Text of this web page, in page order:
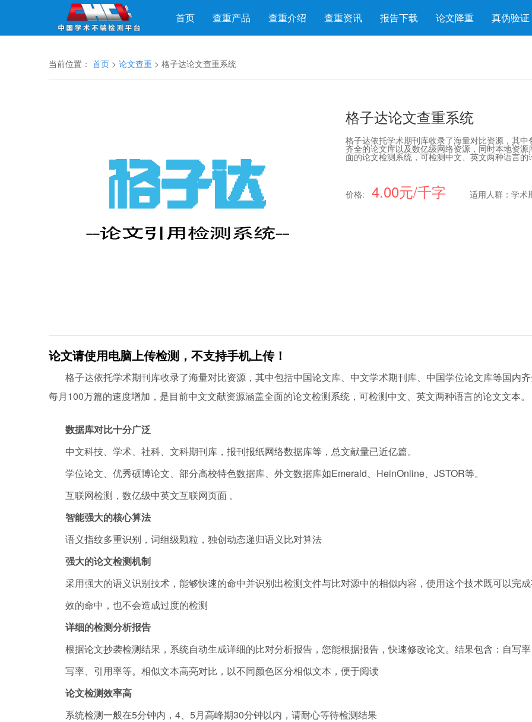
首页 查重产品 查重介绍 查重资讯 报告下载 论文降重 真伪验证
当前位置： 首页 > 论文查重 > 格子达论文查重系统
格子达论文查重系统
格子达依托学术期刊库收录了海量对比资源，其
齐全的论文库以及数亿级网络资源，同时本地资
面的论文检测系统，可检测中文、英文两种语言的
价格: 4.00元/千字 适用人群：学
论文请使用电脑上传检测，不支持手机上传！
格子达依托学术期刊库收录了海量对比资源，其中包括中国论文库、中文学术期刊库、中国学位论文库等国内
每月100万篇的速度增加，是目前中文文献资源涵盖全面的论文检测系统，可检测中文、英文两种语言的论文文本。
数据库对比十分广泛
中文科技、学术、社科、文科期刊库，报刊报纸网络数据库等，总文献量已近亿篇。
学位论文、优秀硕博论文、部分高校特色数据库、外文数据库如Emerald、HeinOnline、JSTOR等。
互联网检测，数亿级中英文互联网页面 。
智能强大的核心算法
语义指纹多重识别，词组级颗粒，独创动态递归语义比对算法
强大的论文检测机制
采用强大的语义识别技术，能够快速的命中并识别出检测文件与比对源中的相似内容，使用这个技术既可以完
效的命中，也不会造成过度的检测
详细的检测分析报告
根据论文抄袭检测结果，系统自动生成详细的比对分析报告，您能根据报告，快速修改论文。结果包含：自写
写率、引用率等。相似文本高亮对比，以不同颜色区分相似文本，便于阅读
论文检测效率高
系统检测一般在5分钟内，4、5月高峰期30分钟以内，请耐心等待检测结果